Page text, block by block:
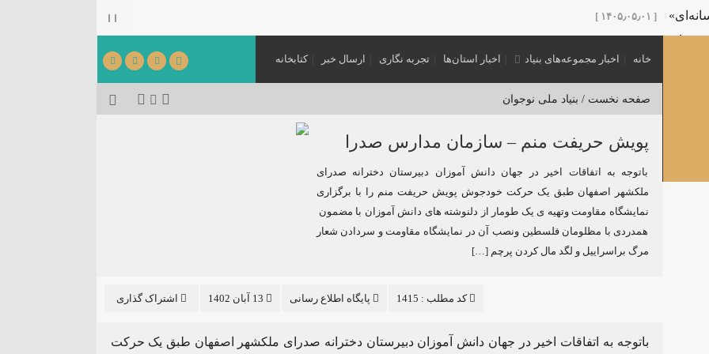
[ ۱۴۰۵٫۰۵٫۰۱ ]
پدر امت»
کنش‌گران عرصه تربیتی با عنوان «نشست مرشد» در کرمان برگزار می‌شود. [ ۱۴۰۵٫۰۳٫۳۱ ]
نوجوانی [ ۱۴۰۵٫۰۳٫۲۵ ]
هیئت‌های نوجوانی منتشر شد.
خانه اخبار مجموعه‌های بنیاد اخبار استان‌ها تجربه نگاری ارسال خبر کتابخانه
صفحه نخست / بنیاد ملی نوجوان
پویش حریفت منم – سازمان مدارس صدرا
باتوجه به اتفاقات اخیر در جهان دانش آموزان دبیرستان دخترانه صدرای
ملکشهر اصفهان طبق یک حرکت خودجوش پویش حریفت منم را با برگزاری
نمایشگاه مقاومت وتهیه ی یک طومار از دلنوشته های دانش آموزان با مضمون
همدردی با مظلومان فلسطین ونصب آن در نمایشگاه مقاومت و سردادن شعار
مرگ براسراییل و لگد مال کردن پرچم […]
اشتراک گذاری پایگاه اطلاع رسانی کد مطلب : 1415
باتوجه به اتفاقات اخیر در جهان دانش آموزان دبیرستان دخترانه صدرای ملکشهر اصفهان طبق یک حرکت